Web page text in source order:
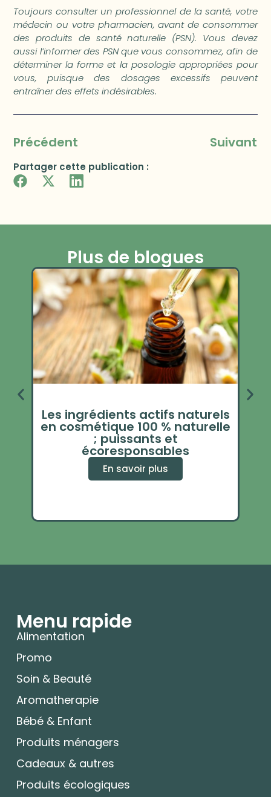
Toujours consulter un professionnel de la santé, votre
médecin ou votre pharmacien, avant de consommer
des produits de santé naturelle (PSN). Vous devez
aussi l’informer des PSN que vous consommez, afin de
déterminer la forme et la posologie appropriées pour
vous, puisque des dosages excessifs peuvent
entraîner des effets indésirables.
Précédent Suivant
Partager cette publication :
Plus de blogues
Les ingrédients actifs naturels
en cosmétique 100 % naturelle
; puissants et
écoresponsables
En savoir plus
Menu rapide
Alimentation
Promo
Soin & Beauté
Aromatherapie
Bébé & Enfant
Produits ménagers
Cadeaux & autres
Produits écologiques